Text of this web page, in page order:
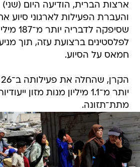
ארצות הברית, הודיעה היום
והעברת הפעילות לארגוני סיוע
שסיפקה
לפלסטינים ברצועת עזה, תוך
חמאס על הסיוע.
יותר מ־1.1 מיליון מנות מזון
מתת־תזונה.